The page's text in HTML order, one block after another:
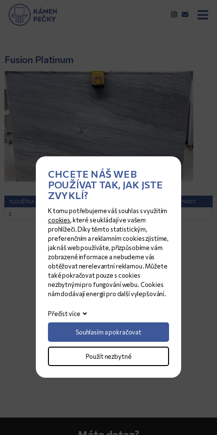
Fusion Platinum
TLOUŠŤKA (CM) DOSTUPNOST
2 315x196 Satina 10
CHCETE NÁŠ WEB
POUŽÍVAT TAK, JAK JSTE
ZVYKLÍ?
K tomu potřebujeme váš souhlas s využitím
cookies, které se ukládají ve vašem
prohlížeči. Díky těmto statistickým,
preferenčním a reklamním cookies zjistíme,
jak náš web používáte, přizpůsobíme vám
zobrazené informace a nebudeme vás
obtěžovat nerelevantní reklamou. Můžete
také pokračovat pouze s cookies
nezbytnými pro fungování webu. Cookies
nám dodávají energii pro další vylepšování.
Přečíst více
Souhlasím a pokračovat
Použít nezbytné